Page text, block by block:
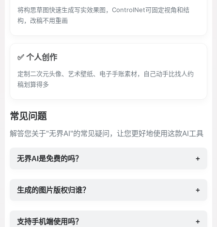
将构思草图快速生成写实效果图，ControlNet可固定视角和结
构，改稿不用重画
✅ 个人创作
定制二次元头像、艺术壁纸、电子手账素材，自己动手比找人约
稿划算得多
常见问题
解答您关于"无界AI"的常见疑问，让您更好地使用这款AI工具
无界AI是免费的吗？ +
生成的图片版权归谁？ +
支持手机端使用吗？ +